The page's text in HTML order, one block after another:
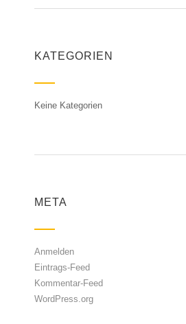
KATEGORIEN
Keine Kategorien
META
Anmelden
Eintrags-Feed
Kommentar-Feed
WordPress.org